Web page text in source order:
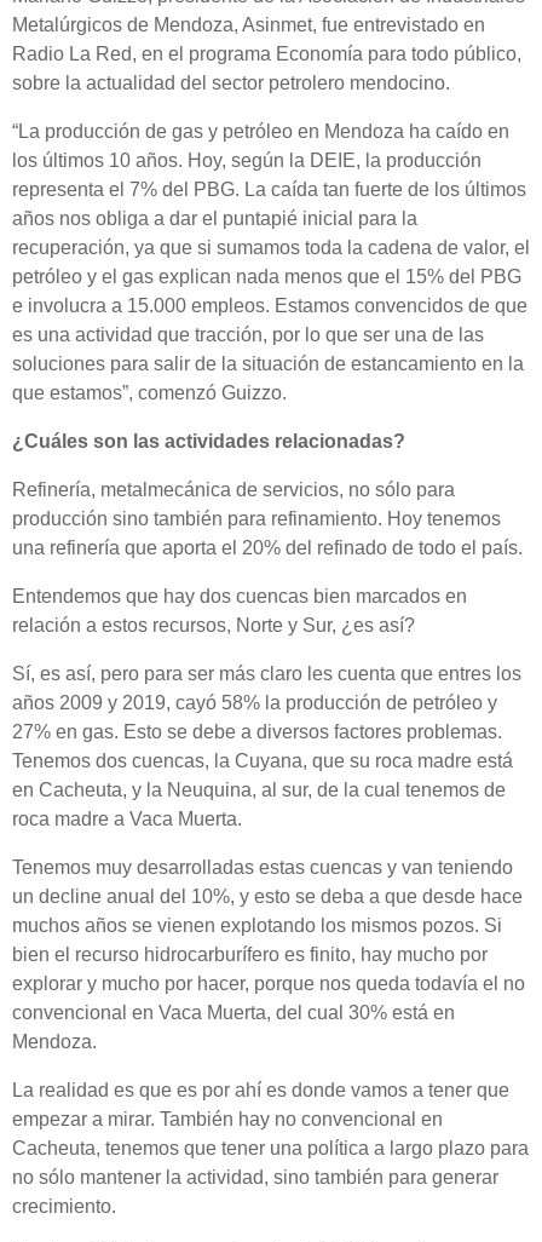
Metalúrgicos de Mendoza, Asinmet, fue entrevistado en
Radio La Red, en el programa Economía para todo público,
sobre la actualidad del sector petrolero mendocino.
“La producción de gas y petróleo en Mendoza ha caído en
los últimos 10 años. Hoy, según la DEIE, la producción
representa el 7% del PBG. La caída tan fuerte de los últimos
años nos obliga a dar el puntapié inicial para la
recuperación, ya que si sumamos toda la cadena de valor, el
petróleo y el gas explican nada menos que el 15% del PBG
e involucra a 15.000 empleos. Estamos convencidos de que
es una actividad que tracción, por lo que ser una de las
soluciones para salir de la situación de estancamiento en la
que estamos”, comenzó Guizzo.
¿Cuáles son las actividades relacionadas?
Refinería, metalmecánica de servicios, no sólo para
producción sino también para refinamiento. Hoy tenemos
una refinería que aporta el 20% del refinado de todo el país.
Entendemos que hay dos cuencas bien marcados en
relación a estos recursos, Norte y Sur, ¿es así?
Sí, es así, pero para ser más claro les cuenta que entres los
años 2009 y 2019, cayó 58% la producción de petróleo y
27% en gas. Esto se debe a diversos factores problemas.
Tenemos dos cuencas, la Cuyana, que su roca madre está
en Cacheuta, y la Neuquina, al sur, de la cual tenemos de
roca madre a Vaca Muerta.
Tenemos muy desarrolladas estas cuencas y van teniendo
un decline anual del 10%, y esto se deba a que desde hace
muchos años se vienen explotando los mismos pozos. Si
bien el recurso hidrocarburífero es finito, hay mucho por
explorar y mucho por hacer, porque nos queda todavía el no
convencional en Vaca Muerta, del cual 30% está en
Mendoza.
La realidad es que es por ahí es donde vamos a tener que
empezar a mirar. También hay no convencional en
Cacheuta, tenemos que tener una política a largo plazo para
no sólo mantener la actividad, sino también para generar
crecimiento.